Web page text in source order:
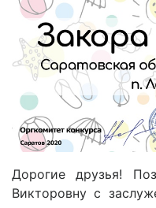
Дорогие друзья!
Викторовну с